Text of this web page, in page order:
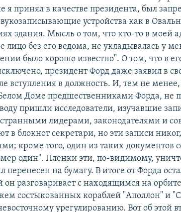
я принял в качестве президента, был
устройства как в
здания. Мысль о том, что кто-то в моей
лицо без его ведома, не укладывалась у
было хорошо известно". О том, что в
президент Форд даже заявил в
вступления в должность. И, тем не менее,
Доме предшественниками Форда, не
пришли исследователи, изучавшие
лидерами, законодателями и
в блокнот секретари, но эти записи
кроме того, один из таких документов
один". Пленки эти, по-видимому,
перенесен на бумагу. В итоге от Форда
он разговаривает с находящимся на
состыкованных кораблей "Аполлон" и
урегулированию. Вот об этой